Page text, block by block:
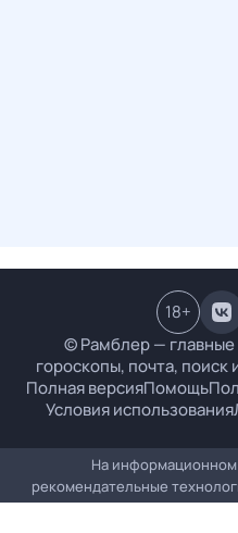
© Рамблер — главные
гороскопы, почта,
Полная версияПомощь
Условия использования
18+
На
рекомендательные